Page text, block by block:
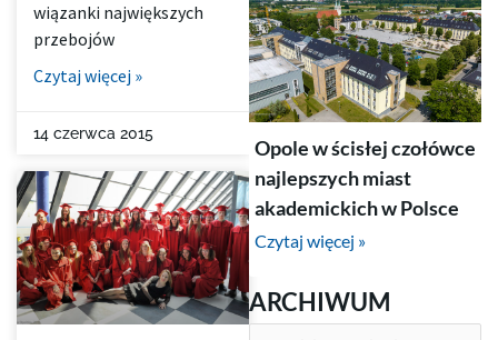
wiązanki największych
przebojów
Czytaj więcej »
14 czerwca 2015
Opole w ścisłej czołówce
najlepszych miast
akademickich w Polsce
Czytaj więcej »
ARCHIWUM
ARCHIWUM